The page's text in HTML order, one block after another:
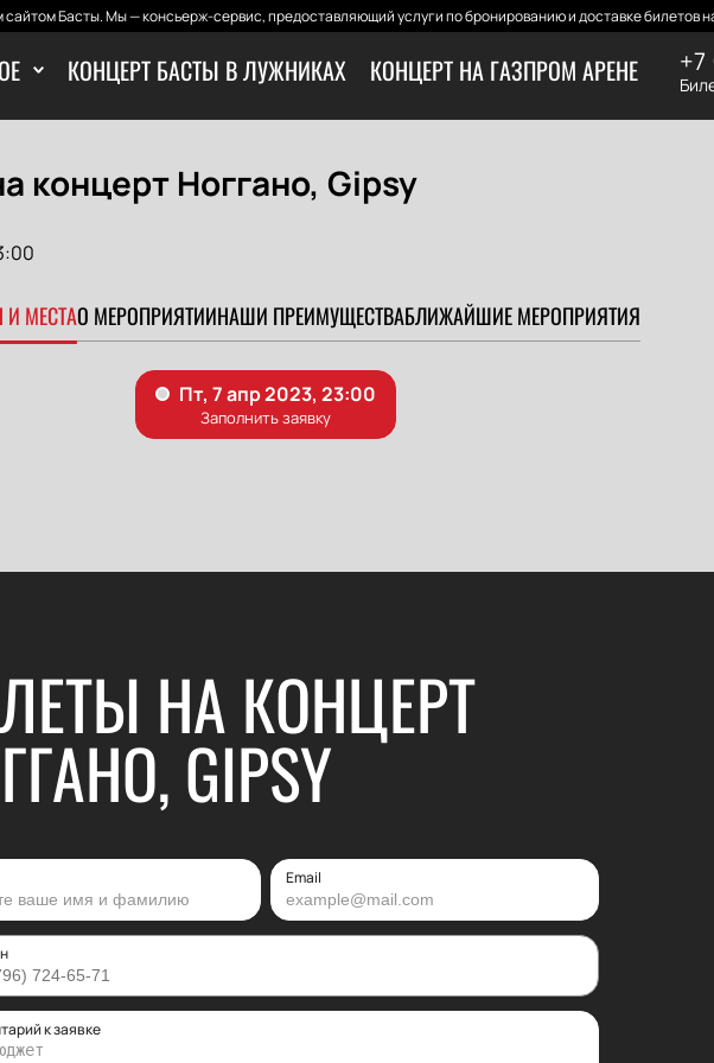
Басты. Мы — консьерж-сервис, предоставляющий услуги по бронированию и доставке билетов
КОНЦЕРТ БАСТЫ В ЛУЖНИКАХ КОНЦЕРТ НА ГАЗПРОМ АРЕНЕ
концерт Ноггано, Gipsy
МЕСТАО МЕРОПРИЯТИИНАШИ ПРЕИМУЩЕСТВАБЛИЖАЙШИЕ МЕРОПРИЯТИЯ
НА КОНЦЕРТ
GIPSY
Email
к заявке